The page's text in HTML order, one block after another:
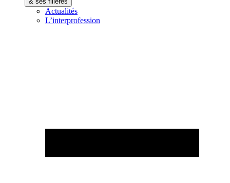
Actualités
L’interprofession